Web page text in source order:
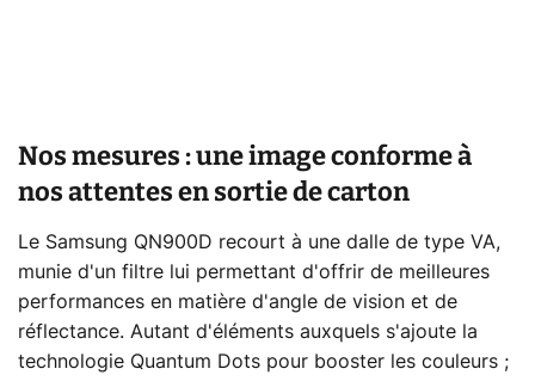
Nos mesures : une image conforme à
nos attentes en sortie de carton
Le Samsung QN900D recourt à une dalle de type VA,
munie d'un filtre lui permettant d'offrir de meilleures
performances en matière d'angle de vision et de
réflectance. Autant d'éléments auxquels s'ajoute la
technologie Quantum Dots pour booster les couleurs ;